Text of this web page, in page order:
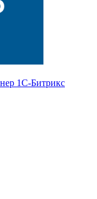
1С-Битрикс